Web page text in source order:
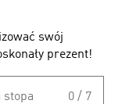
swój
prezent!
stopa 0 / 7